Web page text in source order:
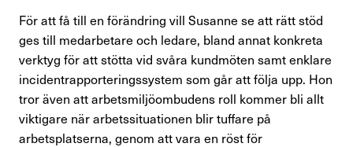
För att få till en förändring vill Susanne se att rätt stöd
ges till medarbetare och ledare, bland annat konkreta
verktyg för att stötta vid svåra kundmöten samt enklare
incidentrapporteringssystem som går att följa upp. Hon
tror även att arbetsmiljöombudens roll kommer bli allt
viktigare när arbetssituationen blir tuffare på
arbetsplatserna, genom att vara en röst för